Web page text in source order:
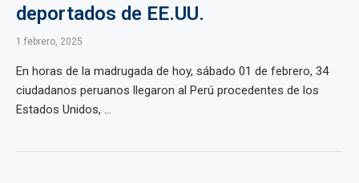
deportados de EE.UU.
1 febrero, 2025
En horas de la madrugada de hoy, sábado 01 de febrero, 34
ciudadanos peruanos llegaron al Perú procedentes de los
Estados Unidos, ...